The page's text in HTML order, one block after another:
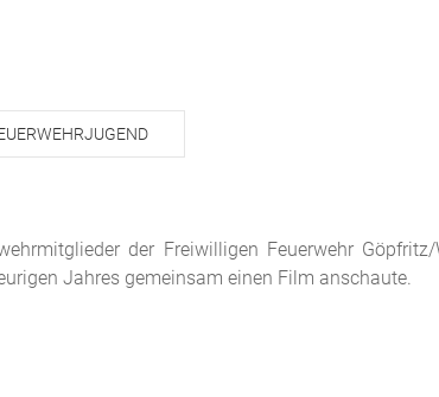
der Freiwilligen Feuerwehr
Jahres gemeinsam einen Film anschaute.